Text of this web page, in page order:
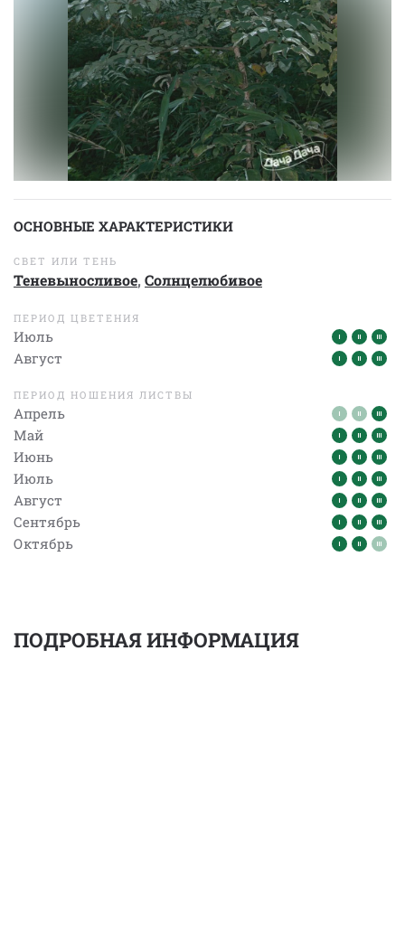
ОСНОВНЫЕ ХАРАКТЕРИСТИКИ
СВЕТ ИЛИ ТЕНЬ
Теневыносливое, Солнцелюбивое
ПЕРИОД ЦВЕТЕНИЯ
Июль
Август
ПЕРИОД НОШЕНИЯ ЛИСТВЫ
Апрель
Май
Июнь
Июль
Август
Сентябрь
Октябрь
ПОДРОБНАЯ ИНФОРМАЦИЯ